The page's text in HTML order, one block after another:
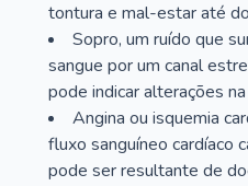
tontura e mal-estar até
Sopro, um ruído que
sangue por um canal
pode indicar alterações
Angina ou isquemia
fluxo sanguíneo cardíaco
pode ser resultante de